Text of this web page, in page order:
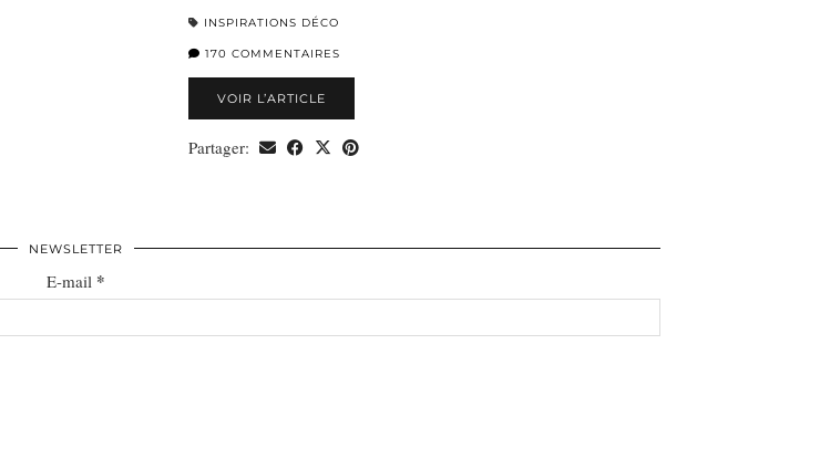
INSPIRATIONS DÉCO
170 COMMENTAIRES
VOIR L’ARTICLE
Partager:
NEWSLETTER
E-mail *